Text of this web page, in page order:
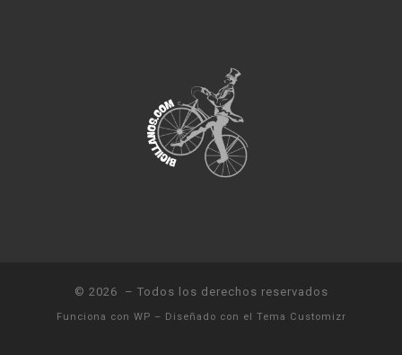
© 2026 – Todos los derechos reservados
Funciona con WP – Diseñado con el Tema Customizr